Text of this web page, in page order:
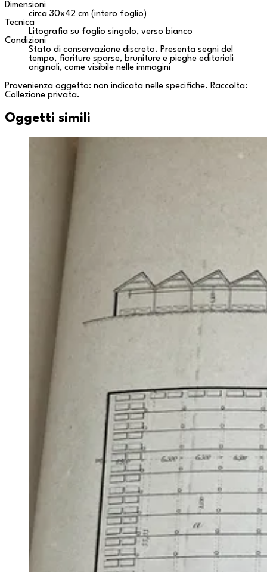
Dimensioni
circa 30x42 cm (intero foglio)
Tecnica
Litografia su foglio singolo, verso bianco
Condizioni
Stato di conservazione discreto. Presenta segni del
tempo, fioriture sparse, bruniture e pieghe editoriali
originali, come visibile nelle immagini
Provenienza oggetto: non indicata nelle specifiche. Raccolta:
Collezione privata.
Oggetti simili